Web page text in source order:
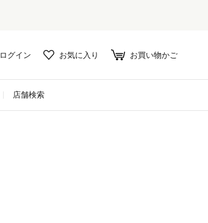
ログイン お気に入り お買い物かご
店舗検索